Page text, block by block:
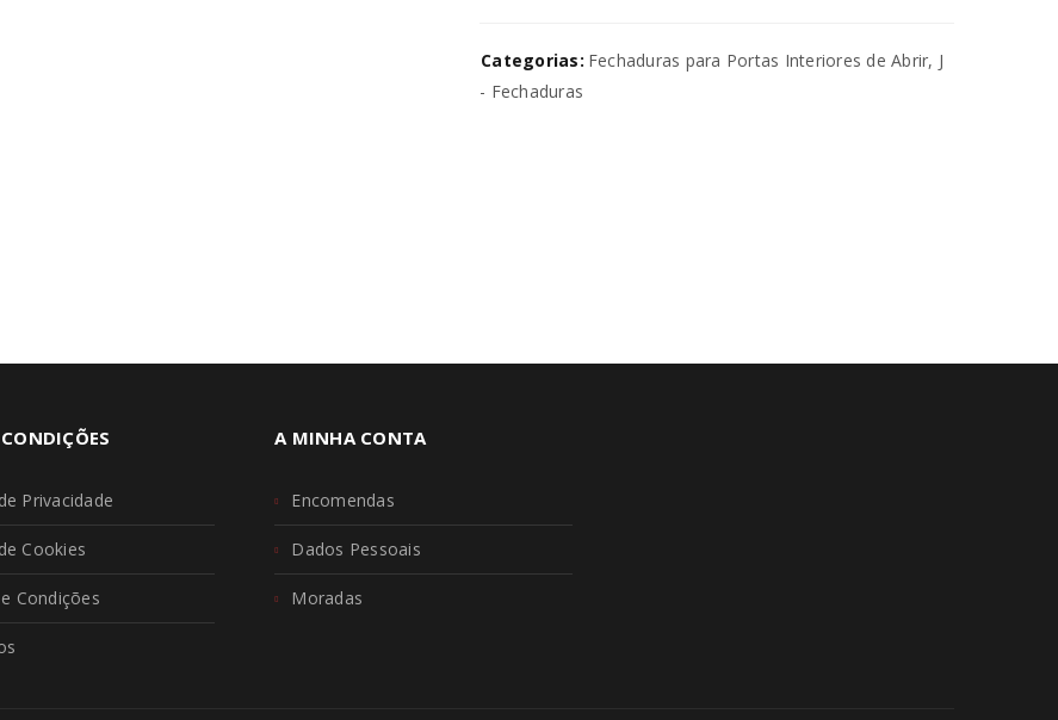
experiência por toda a loja, para gerir o acesso à sua conta e
para os propósitos descritos na nossa
Categorias: Fechaduras para Portas Interiores de Abrir, J
- Fechaduras
Privacidade
Cookies
Condições
A MINHA CONTA
Encomendas
Dados Pessoais
Moradas